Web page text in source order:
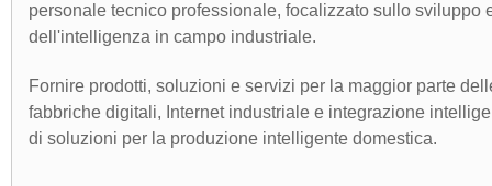
personale tecnico professionale, focalizzato sullo
dell'intelligenza in campo industriale.
Fornire prodotti, soluzioni e servizi per la maggior parte
fabbriche digitali, Internet industriale e integrazione
di soluzioni per la produzione intelligente domestica.